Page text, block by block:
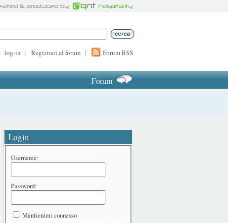
log-in | Registrati al forum | Forum RSS
Forum
Login
Username:
Password:
Mantienimi connesso